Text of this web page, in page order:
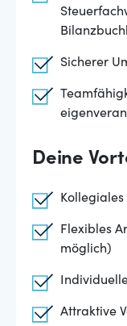
Sicherer
Deine
Flexibles
möglich)
Attraktive